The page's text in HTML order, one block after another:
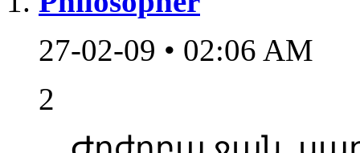
27-02-09 • 02:06 AM
2